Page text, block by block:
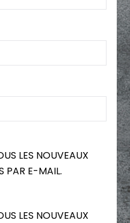
LES NOUVEAUX
PAR E-MAIL.
LES NOUVEAUX